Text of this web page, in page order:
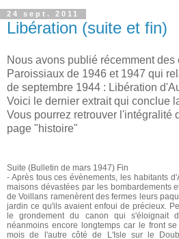
24 sept. 2011
Libération (suite et fin)
Nous avons publié récemment
Paroissiaux de 1946 et 1947 qui
de septembre 1944 : Libération
Voici le dernier extrait qui conclue
Vous pourrez retrouver l'intégralité
page "histoire"
Suite (Bulletin de mars 1947) Fin
- Après tous ces évènements, les habitants
maisons dévastées par les bombardements
de Voillans ramenèrent des fermes leurs
jardin ce qu'ils avaient enfoui de précieux.
le grondement du canon qui s'éloignait
néanmoins encore longtemps car le front
mois de l'autre côté de L'Isle sur le